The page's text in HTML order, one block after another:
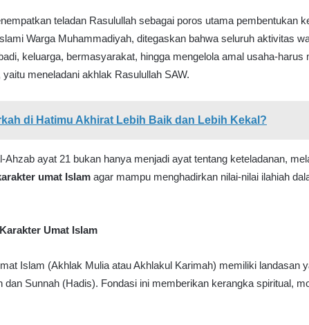
teladan Rasulullah sebagai poros utama pembentukan
Warga Muhammadiyah, ditegaskan bahwa seluruh aktivitas
keluarga, bermasyarakat, hingga mengelola amal usaha-harus
meneladani akhlak Rasulullah SAW.
di Hatimu Akhirat Lebih Baik dan Lebih Kekal?
Ahzab ayat 21 bukan hanya menjadi ayat tentang keteladanan,
umat Islam agar mampu menghadirkan nilai-nilai ilahiah
Umat Islam
Islam (Akhlak Mulia atau Akhlakul Karimah) memiliki landasan
dan Sunnah (Hadis). Fondasi ini memberikan kerangka spiritual,